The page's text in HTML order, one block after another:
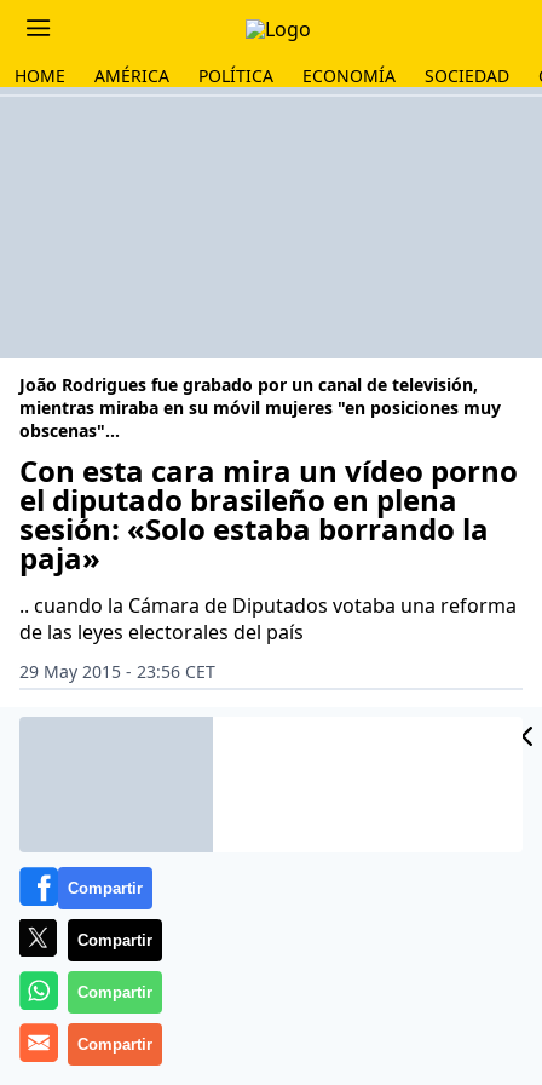
HOME AMÉRICA POLÍTICA ECONOMÍA SOCIEDAD
João Rodrigues fue grabado por un canal de televisión,
mientras miraba en su móvil mujeres "en posiciones muy
obscenas"...
Con esta cara mira un vídeo porno
el diputado brasileño en plena
sesión: «Solo estaba borrando la
paja»
.. cuando la Cámara de Diputados votaba una reforma
de las leyes electorales del país
29 May 2015 - 23:56 CET
Archivado en: POLÍTICA
Compartir
Compartir
Compartir
Compartir